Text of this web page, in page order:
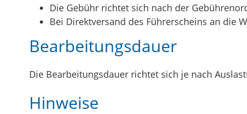
Die Gebühr richtet sich nach der
Bei Direktversand des Führerscheins an die
Bearbeitungsdauer
Die Bearbeitungsdauer richtet sich je nach
Hinweise